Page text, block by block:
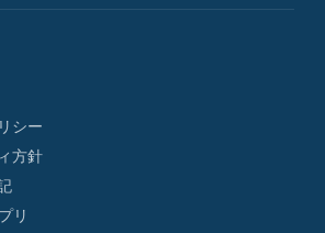
シー
方針
リ